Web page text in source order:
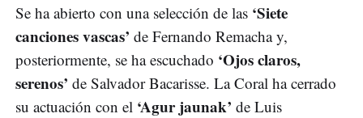
Se ha abierto con una selección de las ‘Siete
canciones vascas’ de Fernando Remacha y,
posteriormente, se ha escuchado ‘Ojos claros,
serenos’ de Salvador Bacarisse. La Coral ha cerrado
su actuación con el ‘Agur jaunak’ de Luis